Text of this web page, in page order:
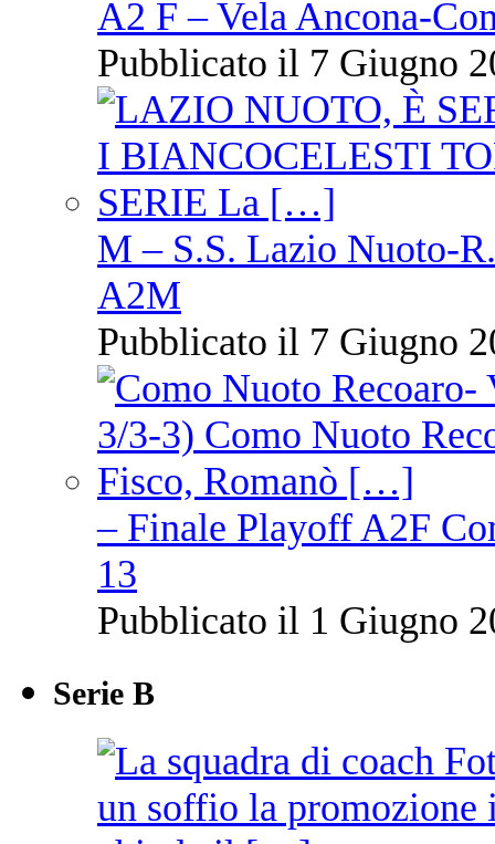
A2 F – Vela Ancona-
Pubblicato il 7 Giugno
M – S.S. Lazio Nuoto-
A2M
Pubblicato il 7 Giugno
– Finale Playoff A2F
13
Pubblicato il 1 Giugno
Serie B